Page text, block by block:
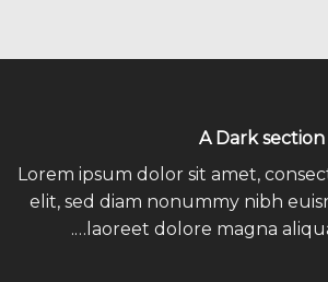
A Dark
Lorem ipsum dolor sit amet,
elit, sed diam nonummy nibh
laoreet dolore magna